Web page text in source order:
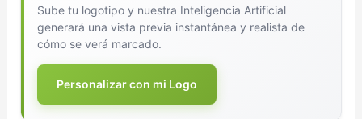
Sube tu logotipo y nuestra Inteligencia Artificial
generará una vista previa instantánea y realista de
cómo se verá marcado.
Personalizar con mi Logo
Generar Vista Previa con IA